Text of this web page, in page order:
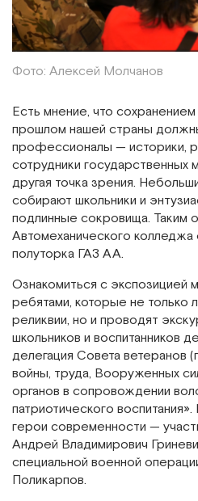
Фото: Алексей Молчанов
Есть мнение, что
прошлом нашей страны
профессионалы — историки,
сотрудники государственных
другая точка зрения.
собирают школьники и
подлинные сокровища. Таким
Автомеханического колледжа
полуторка ГАЗ АА.
Ознакомиться с экспозицией
ребятами, которые не только
реликвии, но и проводят
школьников и воспитанников
делегация Совета ветеранов
войны, труда, Вооруженных
органов в сопровождении
патриотического
герои современности —
Андрей Владимирович
специальной военной
Поликарпов.